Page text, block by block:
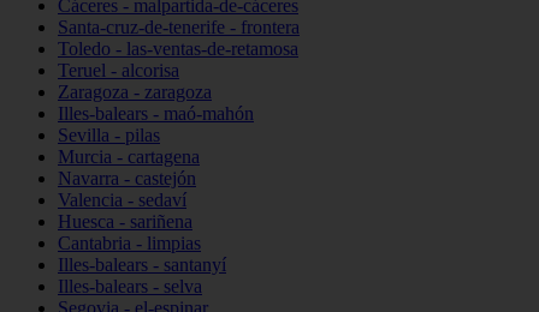
Cáceres - malpartida-de-cáceres
Santa-cruz-de-tenerife - frontera
Toledo - las-ventas-de-retamosa
Teruel - alcorisa
Zaragoza - zaragoza
Illes-balears - maó-mahón
Sevilla - pilas
Murcia - cartagena
Navarra - castejón
Valencia - sedaví
Huesca - sariñena
Cantabria - limpias
Illes-balears - santanyí
Illes-balears - selva
Segovia - el-espinar